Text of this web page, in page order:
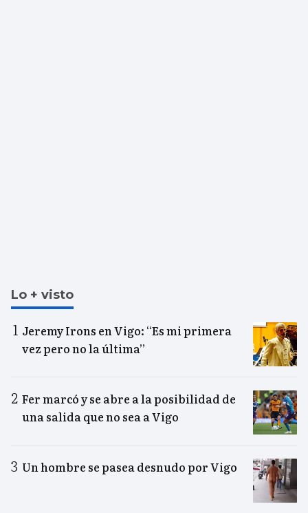
Lo + visto
Jeremy Irons en Vigo: “Es mi primera
vez pero no la última”
Fer marcó y se abre a la posibilidad de
una salida que no sea a Vigo
Un hombre se pasea desnudo por Vigo